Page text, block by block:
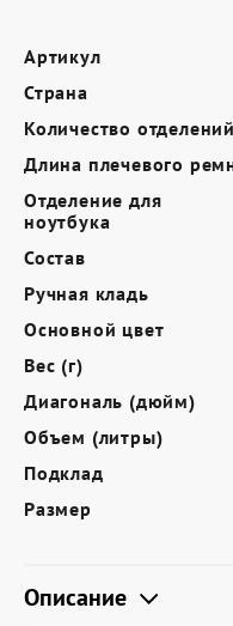
Сертификат
Где купить
Партнерам
Контакты
Программа
Политика
данных
Артикул
Страна
Количество отделений
Длина плечевого
Отделение для
ноутбука
Состав
Ручная кладь
Основной цвет
Вес (г)
Диагональ (дюйм)
Объем (литры)
Подклад
Размер
Описание